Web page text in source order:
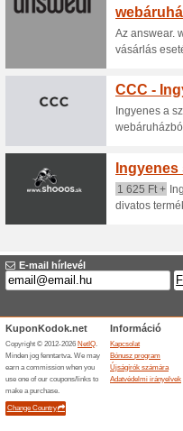
Akár -
100%
akcióban